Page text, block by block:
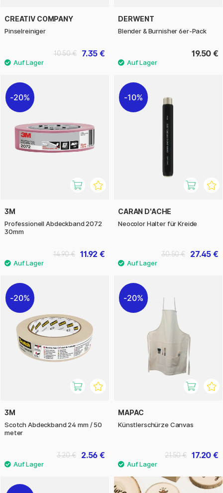
CREATIV COMPANY
Pinselreiniger
7.35 €
10.50 €
DERWENT
Blender & Burnisher 6er-Pack
19.50 €
20%
3M
Professionell Abdeckband 2072
30mm
11.92 €
14.90 €
10%
CARAN D'ACHE
Neocolor Halter für Kreide
27.45 €
30.50 €
20%
3M
Scotch Abdeckband 24 mm / 50
meter
2.56 €
3.20 €
20%
MAPAC
Künstlerschürze Canvas
17.20 €
21.50 €